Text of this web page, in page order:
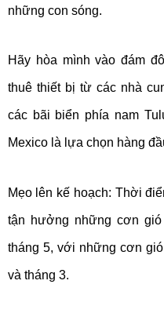
những con sóng.
Hãy hòa mình vào đám
thuê thiết bị từ các nhà
các bãi biển phía nam
Mexico là lựa chọn hàng
Mẹo lên kế hoạch: Thời
tận hưởng những cơn
tháng 5, với những cơn
và tháng 3.